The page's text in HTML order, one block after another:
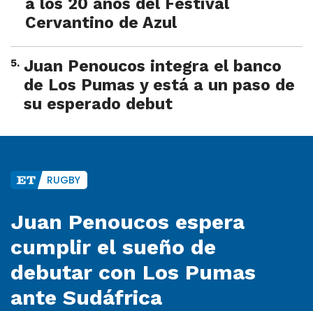
a los 20 años del Festival
Cervantino de Azul
5. Juan Penoucos integra el banco
de Los Pumas y está a un paso de
su esperado debut
RUGBY
Juan Penoucos espera
cumplir el sueño de
debutar con Los Pumas
ante Sudáfrica